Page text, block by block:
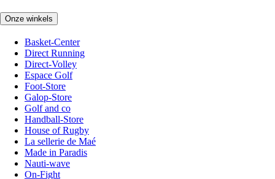
Onze winkels
Basket-Center
Direct Running
Direct-Volley
Espace Golf
Foot-Store
Galop-Store
Golf and co
Handball-Store
House of Rugby
La sellerie de Maé
Made in Paradis
Nauti-wave
On-Fight